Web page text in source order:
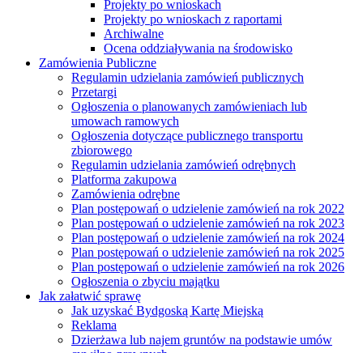
Projekty po wnioskach
Projekty po wnioskach z raportami
Archiwalne
Ocena oddziaływania na środowisko
Zamówienia Publiczne
Regulamin udzielania zamówień publicznych
Przetargi
Ogłoszenia o planowanych zamówieniach lub
umowach ramowych
Ogłoszenia dotyczące publicznego transportu
zbiorowego
Regulamin udzielania zamówień odrębnych
Platforma zakupowa
Zamówienia odrębne
Plan postępowań o udzielenie zamówień na rok 2022
Plan postępowań o udzielenie zamówień na rok 2023
Plan postępowań o udzielenie zamówień na rok 2024
Plan postępowań o udzielenie zamówień na rok 2025
Plan postępowań o udzielenie zamówień na rok 2026
Ogłoszenia o zbyciu majątku
Jak załatwić sprawę
Jak uzyskać Bydgoską Kartę Miejską
Reklama
Dzierżawa lub najem gruntów na podstawie umów